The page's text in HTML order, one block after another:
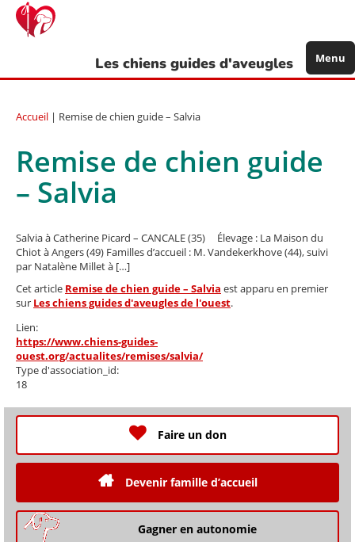
Aller
contenu
Les chiens guides d'aveugles Menu
Accueil | Remise de chien guide – Salvia
Remise de chien guide
– Salvia
Salvia à Catherine Picard – CANCALE (35) Élevage : La Maison du
Chiot à Angers (49) Familles d’accueil : M. Vandekerkhove (44), suivi
par Natalène Millet à […]
Cet article Remise de chien guide – Salvia est apparu en premier
sur Les chiens guides d'aveugles de l'ouest.
Lien:
https://www.chiens-guides-
ouest.org/actualites/remises/salvia/
Type d'association_id:
18
Faire un don
Devenir famille d’accueil
Gagner en autonomie